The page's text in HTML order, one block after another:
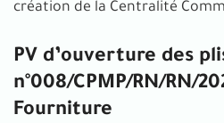
création de la Centralité
PV d’ouverture des
n°008/CPMP/RN/RN/
Fourniture